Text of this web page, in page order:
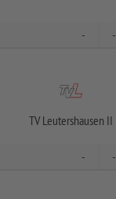
- -
TV Leutershausen II
- -